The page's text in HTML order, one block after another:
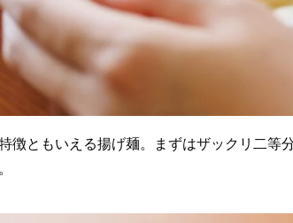
徴ともいえる揚げ麺。まずはザックリ二